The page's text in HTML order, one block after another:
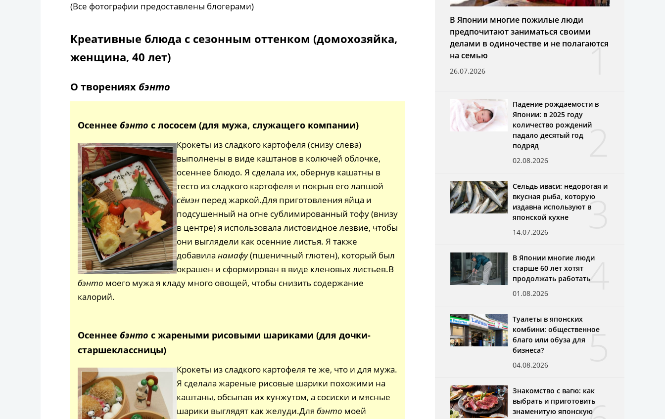
(Все фотографии предоставлены блогерами)
Креативные блюда с сезонным оттенком (домохозяйка,
женщина, 40 лет)
О творениях бэнто
Осеннее бэнто с лососем (для мужа, служащего компании)
Крокеты из сладкого картофеля (снизу слева)
выполнены в виде каштанов в колючей облочке,
осеннее блюдо. Я сделала их, обернув кашатны в
тесто из сладкого картофеля и покрыв его лапшой
сёмэнперед жаркой.Для приготовления яйца и
подсушенный на огне сублимированный тофу (внизу
в центре) я использовала листовидное лезвие, чтобы
они выглядели как осенние листья. Я также
добавила намафу(пшеничный глютен), который был
окрашен и сформирован в виде кленовых листьев.В
бэнто моего мужа я кладу много овощей, чтобы снизить содержание
калорий.
Осеннее бэнто с жареными рисовыми шариками (для дочки-
старшеклассницы)
Крокеты из сладкого картофеля те же, что и для мужа.
Я сделала жареные рисовые шарики похожими на
каштаны, обсыпав их кунжутом, а сосиски и мясные
шарики выглядят как желуди.Для бэнто моей
1
В Японии многие пожилые люди
предпочитают заниматься своими
делами в одиночестве и не полагаются
на семью
26.07.2026
2
Падение рождаемости в
Японии: в 2025 году
количество рождений
падало десятый год
подряд
02.08.2026
3
Сельдь иваси: недорогая и
вкусная рыба, которую
издавна используют в
японской кухне
14.07.2026
4
В Японии многие люди
старше 60 лет хотят
продолжать работать
01.08.2026
5
Туалеты в японских
комбини: общественное
благо или обуза для
бизнеса?
04.08.2026
Знакомство с вагю: как
выбрать и приготовить
знаменитую японскую